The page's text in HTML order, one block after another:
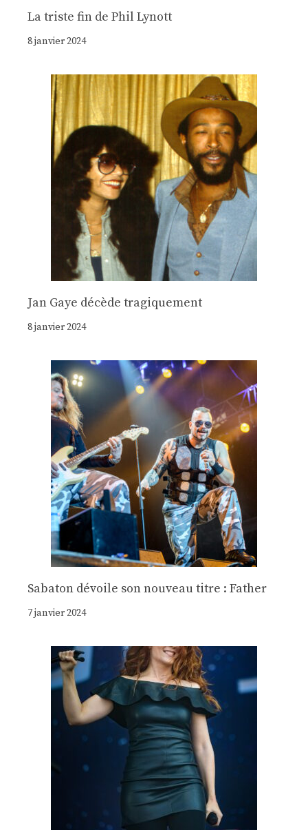
La triste fin de Phil Lynott
8 janvier 2024
Jan Gaye décède tragiquement
8 janvier 2024
Sabaton dévoile son nouveau titre : Father
7 janvier 2024